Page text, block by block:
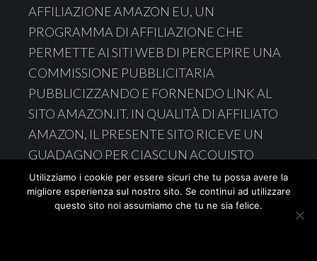
AFFILIAZIONE AMAZON EU, UN
PROGRAMMA DI AFFILIAZIONE CHE
PERMETTE AI SITI WEB DI PERCEPIRE UNA
COMMISSIONE PUBBLICITARIA
PUBBLICIZZANDO E FORNENDO LINK AL
SITO AMAZON.IT. IN QUALITÀ DI AFFILIATO
AMAZON, IL PRESENTE SITO RICEVE UN
GUADAGNO PER CIASCUN ACQUISTO
IDONEO.
Utilizziamo i cookie per essere sicuri che tu possa avere la
migliore esperienza sul nostro sito. Se continui ad utilizzare
questo sito noi assumiamo che tu ne sia felice.